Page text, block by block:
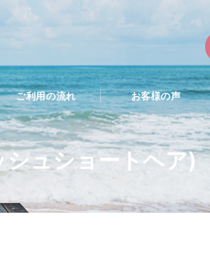
ュショートヘア)
ご利用の流れ お客様の声